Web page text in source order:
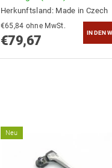
Herkunftsland: Made in Czech
€65,84 ohne MwSt.
€79,67
Neu